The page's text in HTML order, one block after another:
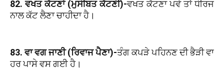
82. ਵਖਤ ਕੱਟਣਾਂ (ਮੁਸੀਬਤ ਕੱਟਣੀ)-ਵਖਤ ਕੱਟਣਾ ਪਵੇ ਤਾਂ ਧੀਰਜ
ਨਾਲ ਕੱਟ ਲੈਣਾ ਚਾਹੀਦਾ ਹੈ।
83. ਵਾ ਵਗ ਜਾਣੀ (ਰਿਵਾਜ ਪੈਣਾ)-ਤੰਗ ਕਪੜੇ ਪਹਿਨਣ ਦੀ ਭੈੜੀ ਵਾ
ਹਰ ਪਾਸੇ ਵਸ ਗਈ ਹੈ।